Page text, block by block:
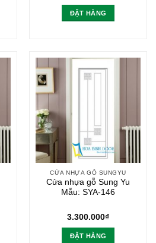
ĐẶT HÀNG
CỬA NHỰA GỖ SUNGYU
Cửa nhựa gỗ Sung Yu
Mẫu: SYA-146
3.300.000₫
ĐẶT HÀNG